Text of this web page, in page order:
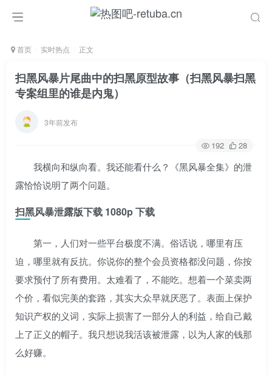
首页 实时热点 正文
扫黑风暴片尾曲中的扫黑原型故事（扫黑风暴扫黑
专案组里的谁是内鬼）
3年前发布
192 28
我横向和纵向看。我还能看什么？《黑风暴全集》的泄
露恰恰说明了两个问题。
扫黑风暴泄露版下载 1080p 下载
第一，人们对一些平台极度不满。俗话说，哪里有压
迫，哪里就有反抗。你说你的整个会员资格都没问题，你按
要求预付了所有费用。太难看了，不能吃。想着一个菜卖两
个价，看似完美的套路，其实大众早就厌恶了。表面上保护
知识产权的义词，实际上损害了一部分人的利益，给自己戴
上了正义的帽子。我只想说我活该被泄露，以为人家的钱那
么好赚。